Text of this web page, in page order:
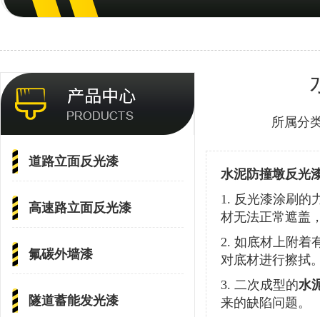
道路立面反光漆
高速路立面反光漆
氟碳外墙漆
隧道蓄能发光漆
所属分
水泥防撞墩反光
1. 反光漆涂刷的
材无法正常遮盖
2. 如底材上附着
对底材进行擦拭
3. 二次成型的水
来的缺陷问题。